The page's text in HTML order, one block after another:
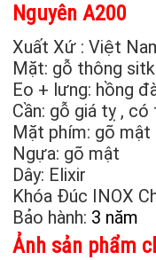
Nguyên A200
Xuất Xứ : Việt
Mặt: gỗ thông
Eo + lưng: hồng
Cần: gỗ giá tỵ ,
Mặt phím: gõ mật
Ngựa: gõ mật
Dây: Elixir
Khóa Đúc INOX
Bảo hành: 3 năm
Ảnh sản phẩm